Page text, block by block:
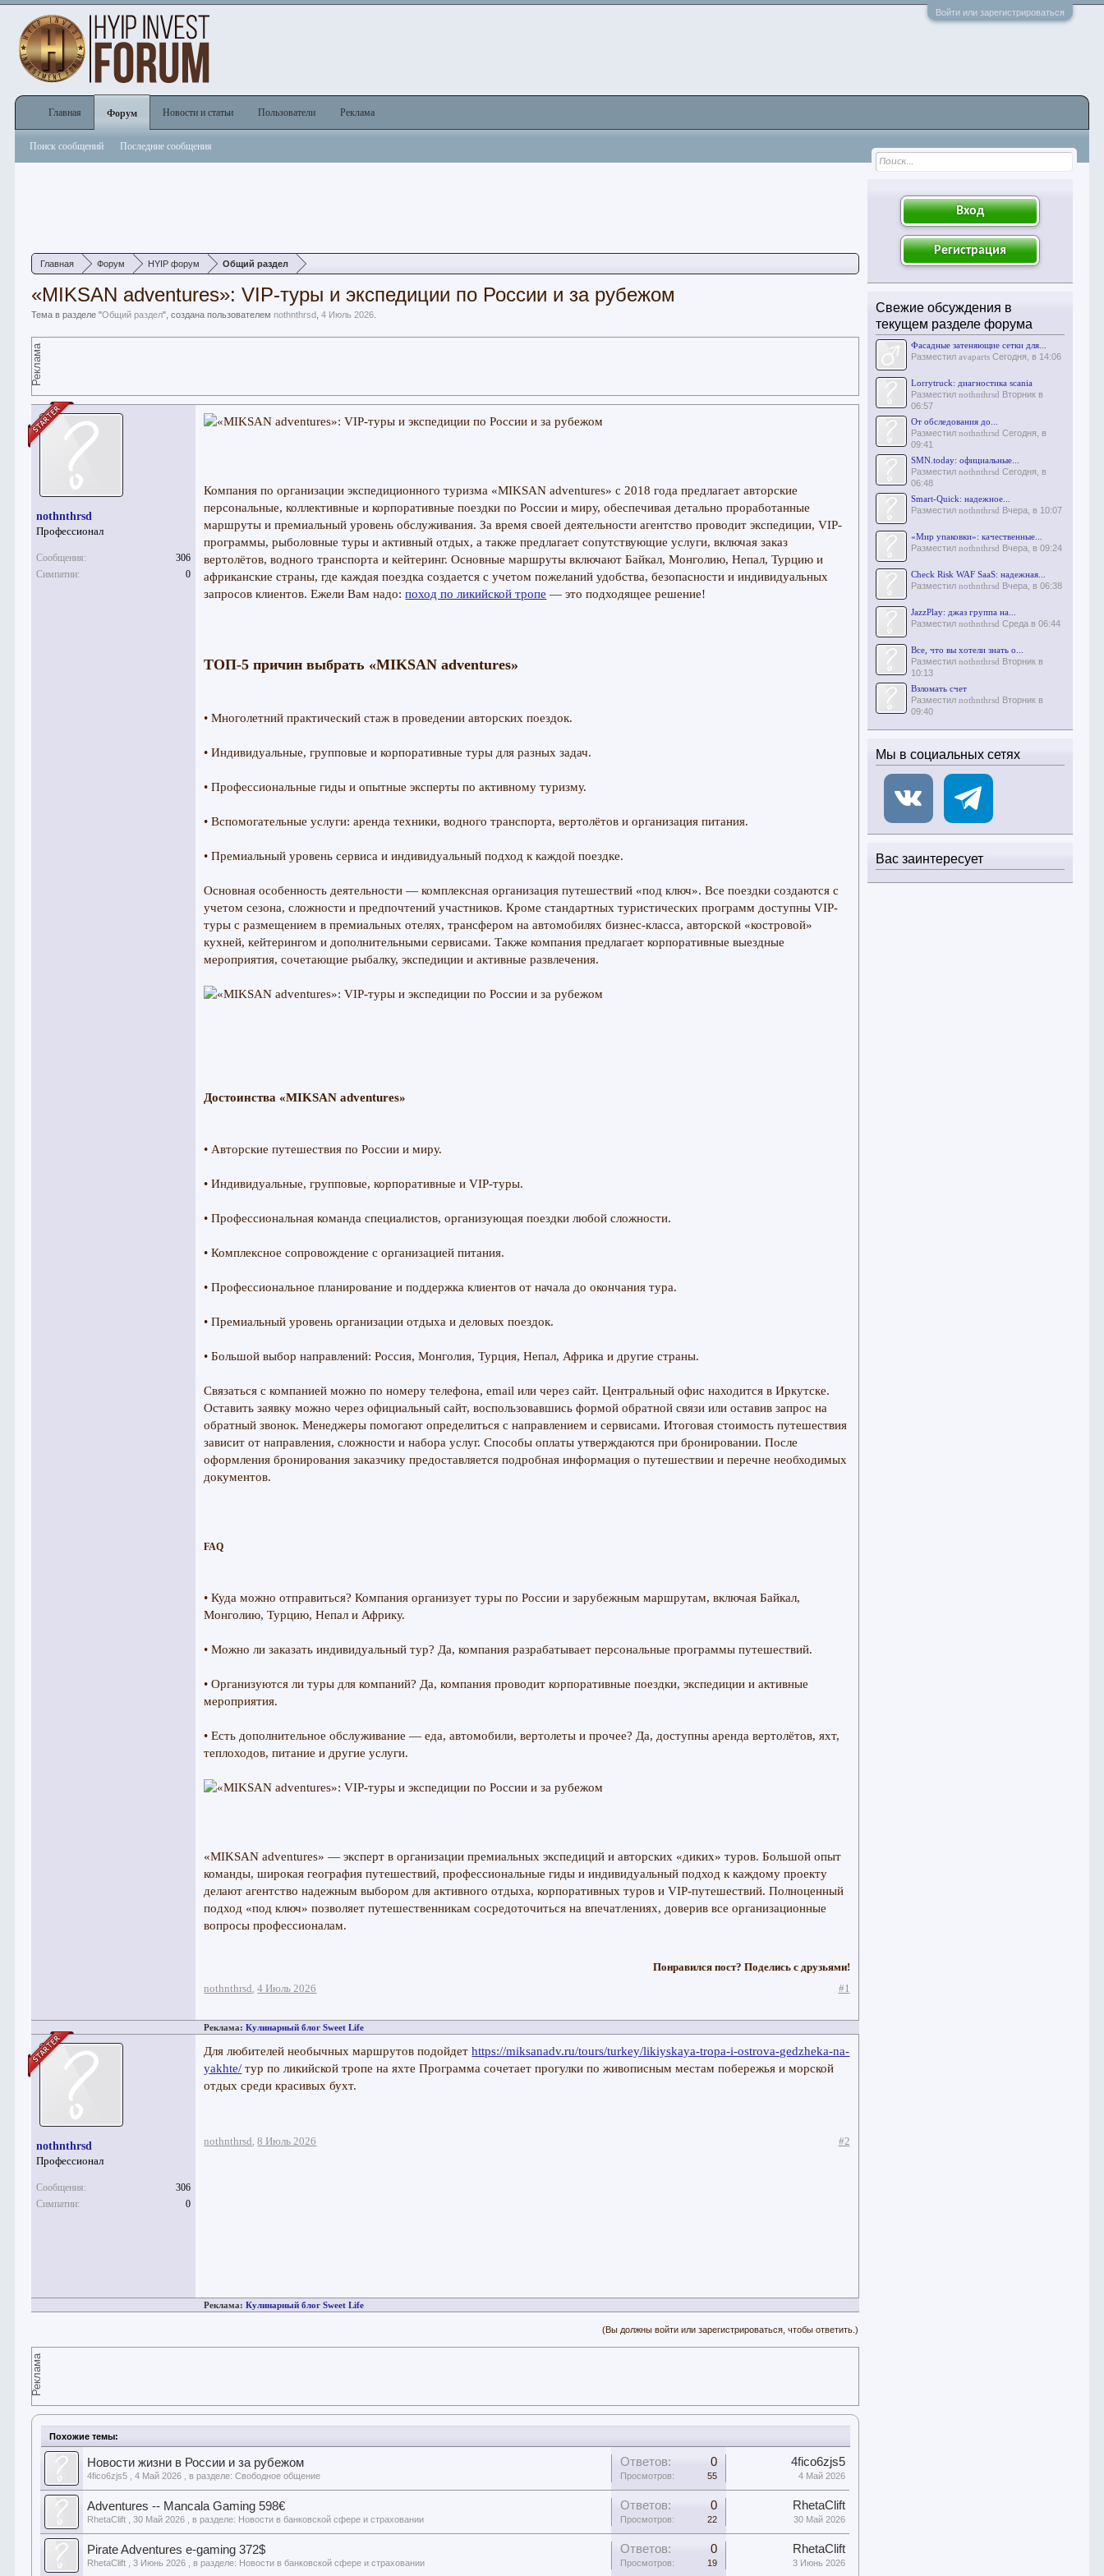
Войти или зарегистрироваться
Главная Форум HYIP форум Общий раздел
«MIKSAN adventures»: VIP-туры и экспедиции по России и за рубежом
Тема в разделе "Общий раздел", создана пользователемnothnthrsd ,4 Июль 2026
Реклама
nothnthrsd
Профессионал
Сообщения:
306
Симпатии:
0
Компания по организации экспедиционного туризма «MIKSAN adventures» с 2018 года предлагает авторские
персональные, коллективные и корпоративные поездки по России и миру, обеспечивая детально проработанные
маршруты и премиальный уровень обслуживания. За время своей деятельности агентство проводит экспедиции, VIP-
программы, рыболовные туры и активный отдых, а также предлагает сопутствующие услуги, включая заказ
вертолётов, водного транспорта и кейтеринг. Основные маршруты включают Байкал, Монголию, Непал, Турцию и
африканские страны, где каждая поездка создается с учетом пожеланий удобства, безопасности и индивидуальных
запросов клиентов. Ежели Вам надо:поход по ликийской тропе — это подходящее решение!
ТОП-5 причин выбрать «MIKSAN adventures»
• Многолетний практический стаж в проведении авторских поездок.
• Индивидуальные, групповые и корпоративные туры для разных задач.
• Профессиональные гиды и опытные эксперты по активному туризму.
• Вспомогательные услуги: аренда техники, водного транспорта, вертолётов и организация питания.
• Премиальный уровень сервиса и индивидуальный подход к каждой поездке.
Основная особенность деятельности — комплексная организация путешествий «под ключ». Все поездки создаются с
учетом сезона, сложности и предпочтений участников. Кроме стандартных туристических программ доступны VIP-
туры с размещением в премиальных отелях, трансфером на автомобилях бизнес-класса, авторской «костровой»
кухней, кейтерингом и дополнительными сервисами. Также компания предлагает корпоративные выездные
мероприятия, сочетающие рыбалку, экспедиции и активные развлечения.
Достоинства «MIKSAN adventures»
• Авторские путешествия по России и миру.
• Индивидуальные, групповые, корпоративные и VIP-туры.
• Профессиональная команда специалистов, организующая поездки любой сложности.
• Комплексное сопровождение с организацией питания.
• Профессиональное планирование и поддержка клиентов от начала до окончания тура.
• Премиальный уровень организации отдыха и деловых поездок.
• Большой выбор направлений: Россия, Монголия, Турция, Непал, Африка и другие страны.
Связаться с компанией можно по номеру телефона, email или через сайт. Центральный офис находится в Иркутске.
Оставить заявку можно через официальный сайт, воспользовавшись формой обратной связи или оставив запрос на
обратный звонок. Менеджеры помогают определиться с направлением и сервисами. Итоговая стоимость путешествия
зависит от направления, сложности и набора услуг. Способы оплаты утверждаются при бронировании. После
оформления бронирования заказчику предоставляется подробная информация о путешествии и перечне необходимых
документов.
FAQ
• Куда можно отправиться? Компания организует туры по России и зарубежным маршрутам, включая Байкал,
Монголию, Турцию, Непал и Африку.
• Можно ли заказать индивидуальный тур? Да, компания разрабатывает персональные программы путешествий.
• Организуются ли туры для компаний? Да, компания проводит корпоративные поездки, экспедиции и активные
мероприятия.
• Есть дополнительное обслуживание — еда, автомобили, вертолеты и прочее? Да, доступны аренда вертолётов, яхт,
теплоходов, питание и другие услуги.
«MIKSAN adventures» — эксперт в организации премиальных экспедиций и авторских «диких» туров. Большой опыт
команды, широкая география путешествий, профессиональные гиды и индивидуальный подход к каждому проекту
делают агентство надежным выбором для активного отдыха, корпоративных туров и VIP-путешествий. Полноценный
подход «под ключ» позволяет путешественникам сосредоточиться на впечатлениях, доверив все организационные
вопросы профессионалам.
Понравился пост? Поделись с друзьями!
nothnthrsd 4 Июль 2026 #1
Реклама: Кулинарный блог Sweet Life
nothnthrsd
Профессионал
Сообщения:
306
Симпатии:
0
Для любителей необычных маршрутов подойдетhttps://miksanadv.ru/tours/turkey/likiyskaya-tropa-i-ostrova-gedzheka-na-
yakhte/ тур по ликийской тропе на яхте Программа сочетает прогулки по живописным местам побережья и морской
отдых среди красивых бухт.
nothnthrsd 8 Июль 2026 #2
Реклама: Кулинарный блог Sweet Life
(Вы должны войти или зарегистрироваться, чтобы ответить.)
Реклама
Похожие темы:
Новости жизни в России и за рубежом
4fico6zjs5 ,4 Май 2026 , в разделе:Свободное общение
Ответов: 0
Просмотров: 55
4fico6zjs5
4 Май 2026
Adventures -- Mancala Gaming 598€
RhetaClift ,30 Май 2026 , в разделе: Новости в банковской сфере и страховании
Ответов: 0
Просмотров: 22
RhetaClift
30 Май 2026
Pirate Adventures e-gaming 372$
RhetaClift ,3 Июнь 2026 , в разделе: Новости в банковской сфере и страховании
Ответов: 0
Просмотров: 19
RhetaClift
3 Июнь 2026
Вход
Регистрация
Свежие обсуждения в
текущем разделе форума
Фасадные затеняющие сетки для...
Разместил avaparts Сегодня, в 14:06
Lorrytruck: диагностика scania
Разместил nothnthrsd Вторник в
06:57
От обследования до...
Разместил nothnthrsd Сегодня, в
09:41
SMN.today: официальные...
Разместил nothnthrsd Сегодня, в
06:48
Smart-Quick: надежное...
Разместил nothnthrsd Вчера, в 10:07
«Мир упаковки»: качественные...
Разместил nothnthrsd Вчера, в 09:24
Check Risk WAF SaaS: надежная...
Разместил nothnthrsd Вчера, в 06:38
JazzPlay: джаз группа на...
Разместил nothnthrsd Среда в 06:44
Все, что вы хотели знать о...
Разместил nothnthrsd Вторник в
10:13
Взломать счет
Разместил nothnthrsd Вторник в
09:40
Мы в социальных сетях
Вас заинтересует
Главная Форум
Поиск сообщений Последние сообщения
Новости и статьи Пользователи Реклама